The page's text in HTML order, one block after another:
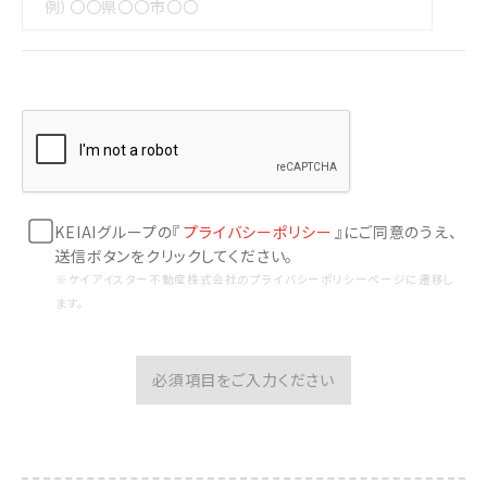
KEIAIグループの『 プライバシーポリシー 』にご同意のうえ、
送信ボタンをクリックしてください。
※ケイアイスター不動産株式会社のプライバシーポリシーページに遷移し
ます。
必須項目をご入力ください